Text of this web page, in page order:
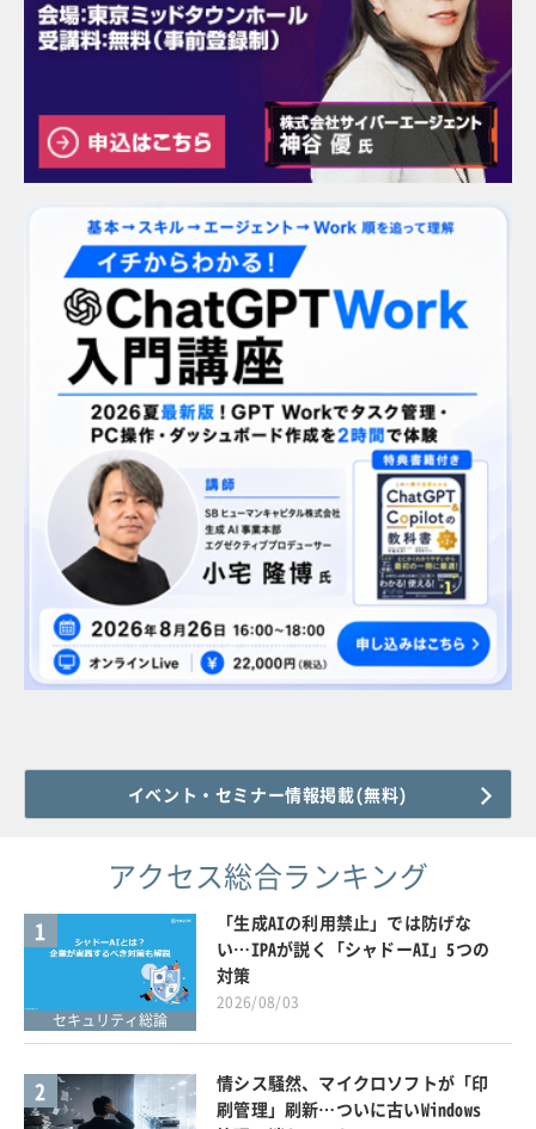
イベント・セミナー情報掲載(無料)
アクセス総合ランキング
1
セキュリティ総論
「生成AIの利用禁止」では防げな
い…IPAが説く「シャドーAI」5つの
対策
2026/08/03
2
情シス騒然、マイクロソフトが「印
刷管理」刷新…ついに古いWindows